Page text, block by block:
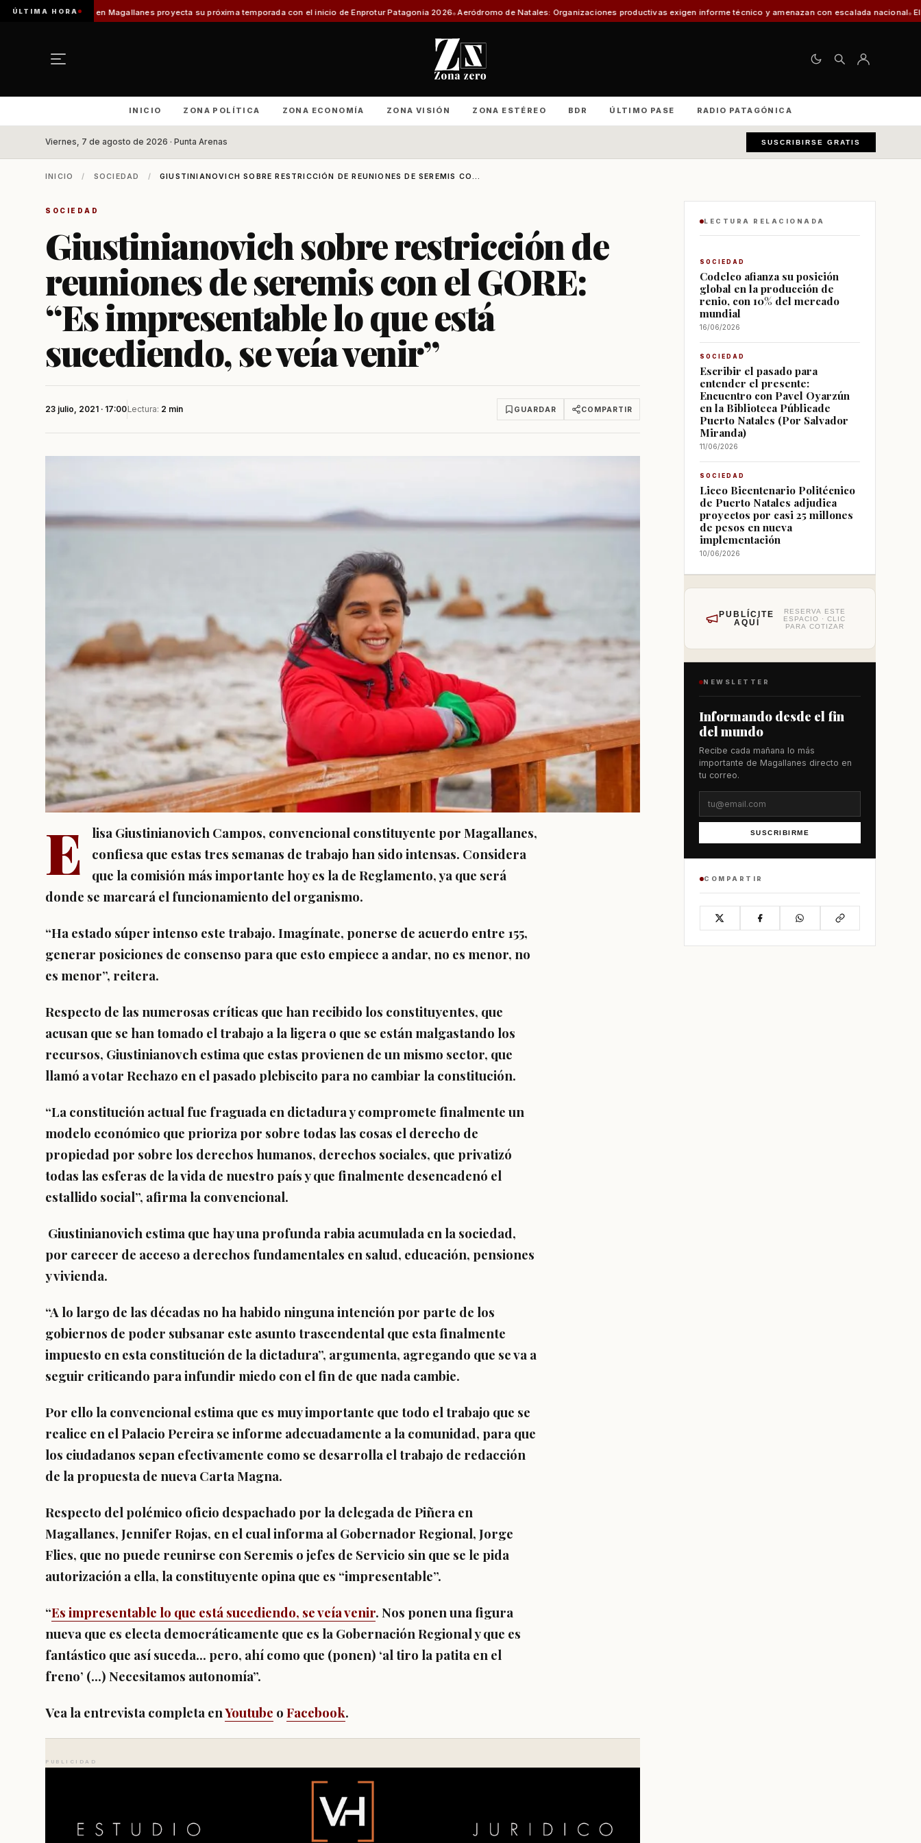
ÚLTIMA HORA
en Magallanes proyecta su próxima temporada con el inicio de Enprotur Patagonia 2026 Aeródromo de Natales: Organizaciones productivas exigen informe técnico y amenazan con escalada nacional El 30% de los
INICIO ZONA POLÍTICA ZONA ECONOMÍA ZONA VISIÓN ZONA ESTÉREO BDR ÚLTIMO PASE RADIO PATAGÓNICA
Viernes, 7 de agosto de 2026 · Punta Arenas SUSCRIBIRSE GRATIS
INICIO / SOCIEDAD / GIUSTINIANOVICH SOBRE RESTRICCIÓN DE REUNIONES DE SEREMIS CO...
SOCIEDAD
Giustinianovich sobre restricción de
reuniones de seremis con el GORE:
“Es impresentable lo que está
sucediendo, se veía venir”
23 julio, 2021 · 17:00Lectura: 2 min GUARDAR COMPARTIR
E
lisa Giustinianovich Campos, convencional constituyente por Magallanes,
confiesa que estas tres semanas de trabajo han sido intensas. Considera
que la comisión más importante hoy es la de Reglamento, ya que será
donde se marcará el funcionamiento del organismo.
“Ha estado súper intenso este trabajo. Imagínate, ponerse de acuerdo entre 155,
generar posiciones de consenso para que esto empiece a andar, no es menor, no
es menor”, reitera.
Respecto de las numerosas críticas que han recibido los constituyentes, que
acusan que se han tomado el trabajo a la ligera o que se están malgastando los
recursos, Giustinianovch estima que estas provienen de un mismo sector, que
llamó a votar Rechazo en el pasado plebiscito para no cambiar la constitución.
“La constitución actual fue fraguada en dictadura y compromete finalmente un
modelo económico que prioriza por sobre todas las cosas el derecho de
propiedad por sobre los derechos humanos, derechos sociales, que privatizó
todas las esferas de la vida de nuestro país y que finalmente desencadenó el
estallido social”, afirma la convencional.
Giustinianovich estima que hay una profunda rabia acumulada en la sociedad,
por carecer de acceso a derechos fundamentales en salud, educación, pensiones
y vivienda.
“A lo largo de las décadas no ha habido ninguna intención por parte de los
gobiernos de poder subsanar este asunto trascendental que esta finalmente
impuesto en esta constitución de la dictadura”, argumenta, agregando que se va a
seguir criticando para infundir miedo con el fin de que nada cambie.
Por ello la convencional estima que es muy importante que todo el trabajo que se
realice en el Palacio Pereira se informe adecuadamente a la comunidad, para que
los ciudadanos sepan efectivamente como se desarrolla el trabajo de redacción
de la propuesta de nueva Carta Magna.
Respecto del polémico oficio despachado por la delegada de Piñera en
Magallanes, Jennifer Rojas, en el cual informa al Gobernador Regional, Jorge
Flies, que no puede reunirse con Seremis o jefes de Servicio sin que se le pida
autorización a ella, la constituyente opina que es “impresentable”.
“Es impresentable lo que está sucediendo, se veía venir. Nos ponen una figura
nueva que es electa democráticamente que es la Gobernación Regional y que es
fantástico que así suceda… pero, ahí como que (ponen) ‘al tiro la patita en el
freno’ (…) Necesitamos autonomía”.
Vea la entrevista completa enYoutube o Facebook.
PUBLICIDAD
LECTURA RELACIONADA
SOCIEDAD
Codelco afianza su posición
global en la producción de
renio, con 10% del mercado
mundial
16/06/2026
SOCIEDAD
Escribir el pasado para
entender el presente:
Encuentro con Pavel Oyarzún
en la Biblioteca Públicade
Puerto Natales (Por Salvador
Miranda)
11/06/2026
SOCIEDAD
Liceo Bicentenario Politécnico
de Puerto Natales adjudica
proyectos por casi 25 millones
de pesos en nueva
implementación
10/06/2026
PUBLÍCITE
AQUÍ
RESERVA ESTE
ESPACIO · CLIC
PARA COTIZAR
NEWSLETTER
Informando desde el fin
del mundo
Recibe cada mañana lo más
importante de Magallanes directo en
tu correo.
SUSCRIBIRME
COMPARTIR